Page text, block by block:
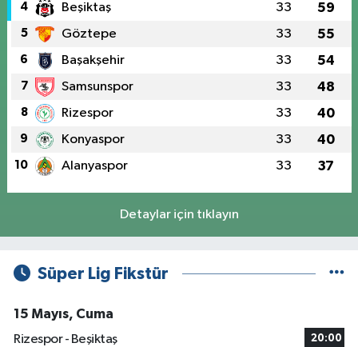
4 Beşiktaş 33 59
5 Göztepe 33 55
6 Başakşehir 33 54
7 Samsunspor 33 48
8 Rizespor 33 40
9 Konyaspor 33 40
10 Alanyaspor 33 37
Detaylar için tıklayın
Süper Lig Fikstür
15 Mayıs, Cuma
Rizespor - Beşiktaş
20:00